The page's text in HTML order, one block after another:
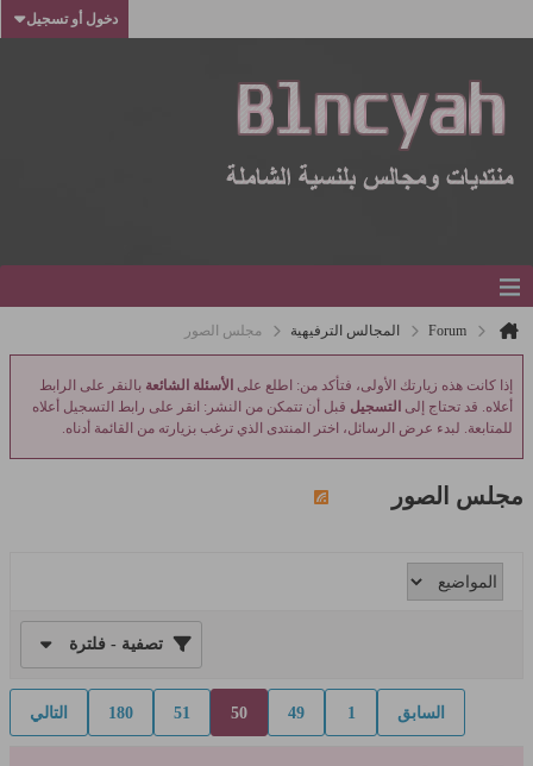
دخول أو تسجيل
Forum المجالس الترفيهية مجلس الصور
إذا كانت هذه زيارتك الأولى، فتأكد من: اطلع على الأسئلة الشائعة بالنقر على الرابط
أعلاه. قد تحتاج إلى التسجيل قبل أن تتمكن من النشر: انقر على رابط التسجيل أعلاه
للمتابعة. لبدء عرض الرسائل، اختر المنتدى الذي ترغب بزيارته من القائمة أدناه.
مجلس الصور
تصفية - فلترة
السابق 1
49
50
51
180 التالي